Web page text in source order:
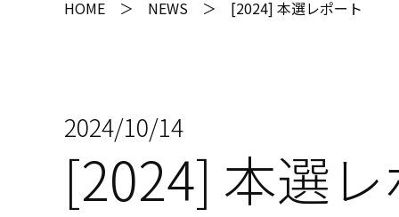
HOME ＞ NEWS ＞ [2024] 本選レポート
2024/10/14
[2024] 本選